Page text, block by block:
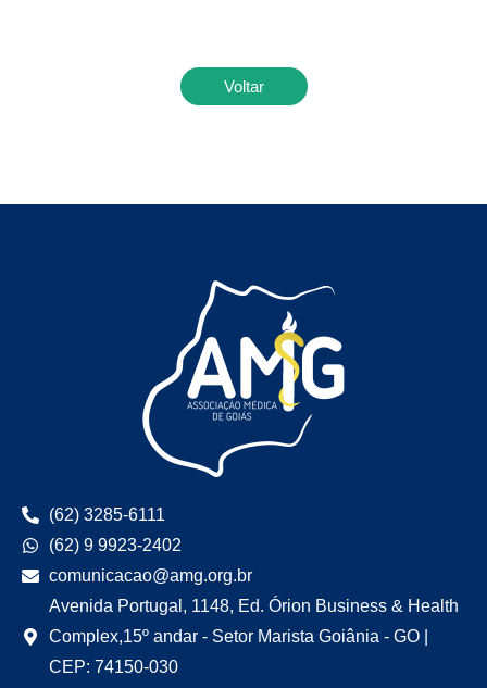
Voltar
(62) 3285-6111
(62) 9 9923-2402
comunicacao@amg.org.br
Avenida Portugal, 1148, Ed. Órion Business & Health
Complex,15º andar - Setor Marista Goiânia - GO |
CEP: 74150-030